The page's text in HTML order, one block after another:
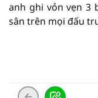
anh ghi vỏn vẹn 3
sân trên mọi đấu